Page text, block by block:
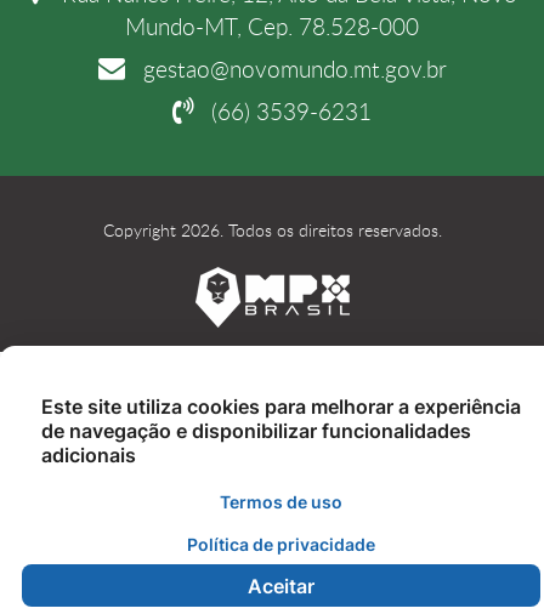
Mundo-MT, Cep. 78.528-000
gestao@novomundo.mt.gov.br
(66) 3539-6231
Copyright 2026. Todos os direitos reservados.
Este site utiliza cookies para melhorar a experiência
de navegação e disponibilizar funcionalidades
adicionais
Termos de uso
Política de privacidade
Aceitar